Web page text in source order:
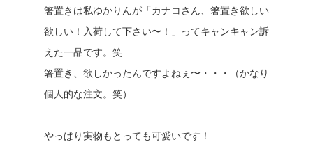
箸置きは私ゆかりんが「カナコさん、箸置き欲しい
欲しい！入荷して下さい〜！」ってキャンキャン訴
えた一品です。笑
箸置き、欲しかったんですよねぇ〜・・・（かなり
個人的な注文。笑）
やっぱり実物もとっても可愛いです！